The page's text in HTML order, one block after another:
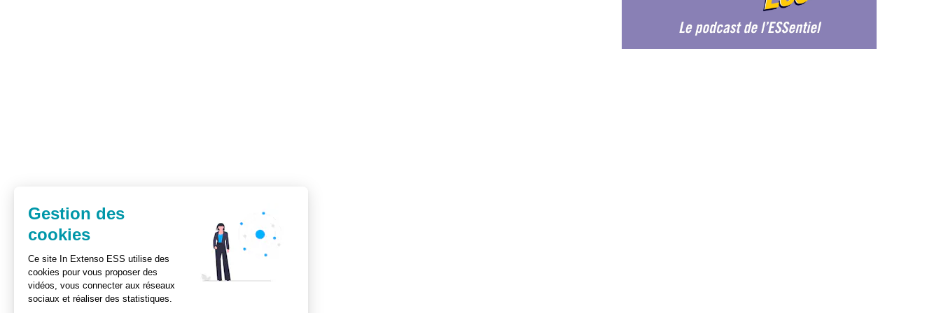
Gestion des
cookies
Ce site In Extenso ESS utilise des
cookies pour vous proposer des
vidéos, vous connecter aux réseaux
sociaux et réaliser des statistiques.